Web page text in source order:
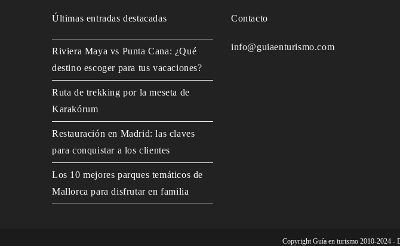
Últimas entradas destacadas
Riviera Maya vs Punta Cana: ¿Qué
destino escoger para tus vacaciones?
Ruta de trekking por la meseta de
Karakórum
Restauración en Madrid: las claves
para conquistar a los clientes
Los 10 mejores parques temáticos de
Mallorca para disfrutar en familia
Contacto
info@guiaenturismo.com
Copyright Guía en turismo 2010-2024 -